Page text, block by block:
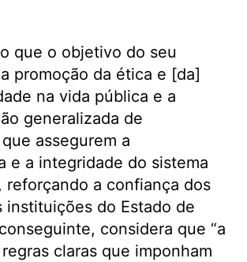
que o objetivo do seu
promoção da ética e [da]
na vida pública e a
generalizada de
assegurem a
e a integridade do sistema
reforçando a confiança dos
instituições do Estado de
considera que “a
claras que imponham